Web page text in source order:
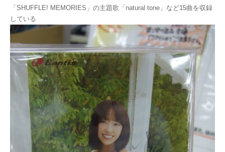
「SHUFFLE! MEMORIES」の主題歌「natural tone」など15曲を収録
している